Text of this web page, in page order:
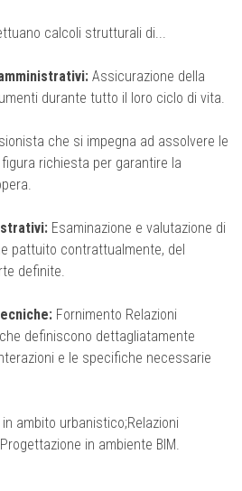
calcoli strutturali di...
Assicurazione della
durante tutto il loro ciclo di vita.
che si impegna ad assolvere le
richiesta per garantire la
Esaminazione e valutazione di
pattuito contrattualmente, del
definite.
Fornimento Relazioni
definiscono dettagliatamente
e le specifiche necessarie
ambito urbanistico;Relazioni
in ambiente BIM.